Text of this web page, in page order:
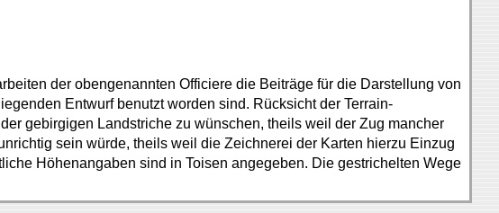
der obengenannten Officiere die Beiträge für die Darstellung von
Entwurf benutzt worden sind. Rücksicht der Terrain-
gebirgigen Landstriche zu wünschen, theils weil der Zug mancher
sein würde, theils weil die Zeichnerei der Karten hierzu Einzug
Höhenangaben sind in Toisen angegeben. Die gestrichelten Wege